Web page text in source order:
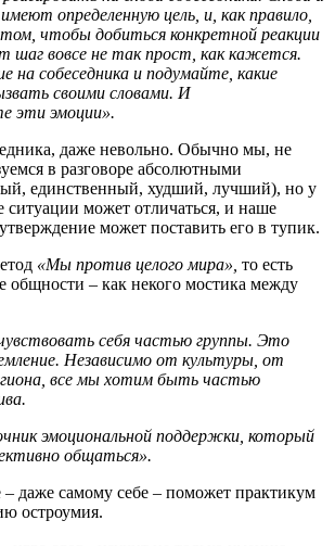
определенную цель, и, как правило,
чтобы добиться конкретной реакции
вовсе не так прост, как кажется.
на собеседника и подумайте, какие
своими словами. И
эти эмоции».
даже невольно. Обычно мы, не
в разговоре абсолютными
единственный, худший, лучший), но у
ситуации может отличаться, и наше
может поставить его в тупик.
«Мы против целого мира», то есть
общности – как некого мостика между
себя частью группы. Это
Независимо от культуры, от
все мы хотим быть частью
эмоциональной поддержки, который
общаться».
– даже самому себе – поможет практикум
остроумия.